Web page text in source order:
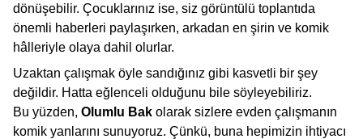
dönüşebilir. Çocuklarınız ise, siz görüntülü toplantıda
önemli haberleri paylaşırken, arkadan en şirin ve komik
hâlleriyle olaya dahil olurlar.
Uzaktan çalışmak öyle sandığınız gibi kasvetli bir şey
değildir. Hatta eğlenceli olduğunu bile söyleyebiliriz.
Bu yüzden, Olumlu Bak olarak sizlere evden çalışmanın
komik yanlarını sunuyoruz. Çünkü, buna hepimizin ihtiyacı